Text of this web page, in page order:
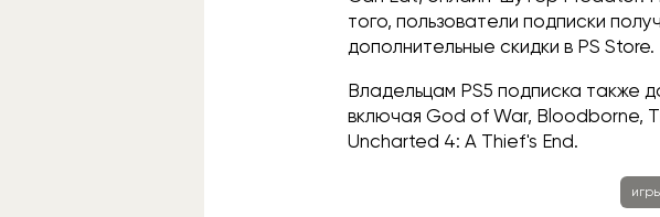
того, пользователи подписки
дополнительные скидки в PS Store.
Владельцам PS5 подписка также
включая God of War, Bloodborne,
Uncharted 4: A Thief's End.
игры